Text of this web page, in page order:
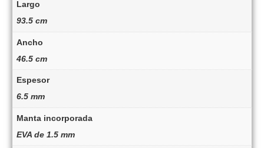
Largo
93.5 cm
Ancho
46.5 cm
Espesor
6.5 mm
Manta incorporada
EVA de 1.5 mm